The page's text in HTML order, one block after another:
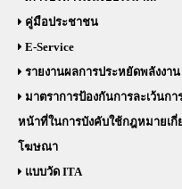
คู่มือประชาชน
E-Service
รายงานผลการประหยัดพลังงาน
มาตราการป้องกันการละเว้นก
หน้าที่ในการบังคับใช้กฎหมายเกี่
โฆษณา
แบบวัด ITA